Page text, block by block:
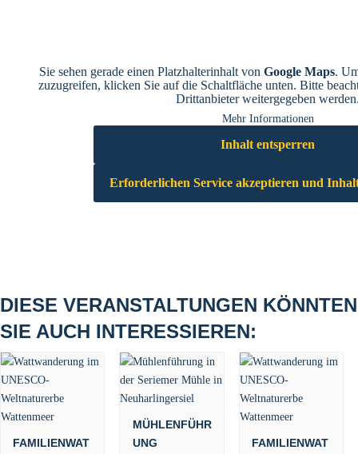
Sie sehen gerade einen Platzhalterinhalt von Google Maps.
zuzugreifen, klicken Sie auf die Schaltfläche unten. Bitte
Drittanbieter weitergegeben
Mehr Informationen
Inhalt entsperren
Erforderlichen Service akzeptieren und
DIESE VERANSTALTUNGEN KÖNNTEN
SIE AUCH INTERESSIEREN:
FAMILIENWAT
MÜHLENFÜHR
UNG
FAMILIENWAT